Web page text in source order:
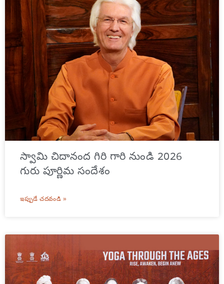
స్వామి చిదానంద గిరి గారి నుండి 2026
గురు పూర్ణిమ సందేశం
ఇప్పుడే చదవండి »